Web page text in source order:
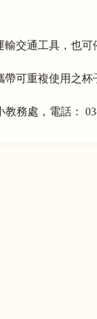
交通工具，也可
可重複使用之杯
務處，電話： 03-